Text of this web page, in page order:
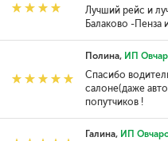
Лучший рейс и
Балаково -Пенза
Полина, ИП
Спасибо
салоне(даже
попутчиков !
Галина, ИП